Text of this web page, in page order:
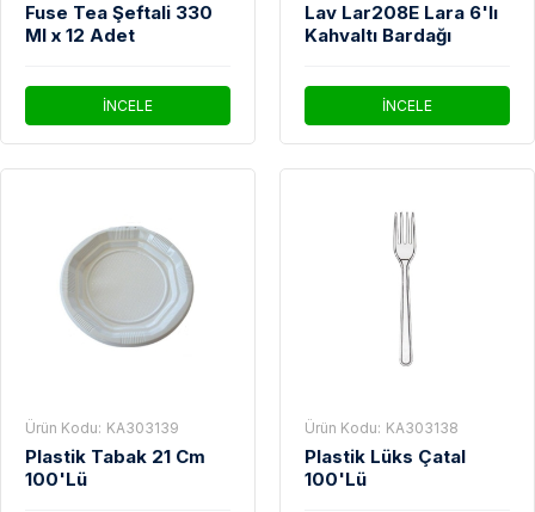
Fuse Tea Şeftali 330
Ml x 12 Adet
İNCELE
Lav Lar208E Lara 6'lı
Kahvaltı Bardağı
İNCELE
Ürün Kodu: KA303139
Plastik Tabak 21 Cm
100'Lü
Ürün Kodu: KA303138
Plastik Lüks Çatal
100'Lü